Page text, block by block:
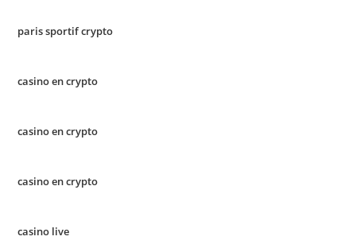
paris sportif crypto
casino en crypto
casino en crypto
casino en crypto
casino live